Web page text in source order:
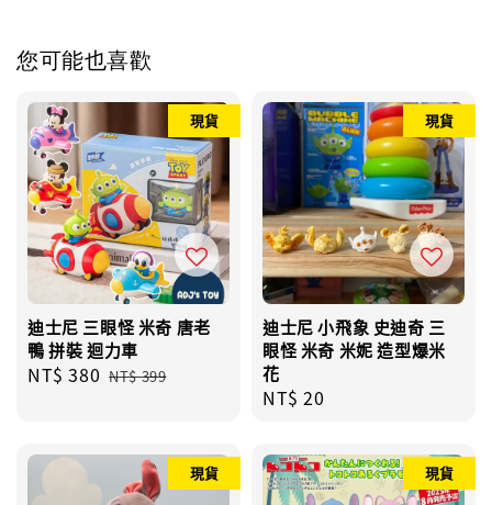
您可能也喜歡
現貨
迪士尼 三眼怪 米奇 唐老
鴨 拼裝 迴力車
Sale
NT$ 380 Regular
NT$ 399
現貨
迪士尼 小飛象 史迪奇 三
眼怪 米奇 米妮 造型爆米
花
Regular
NT$ 20
現貨 現貨